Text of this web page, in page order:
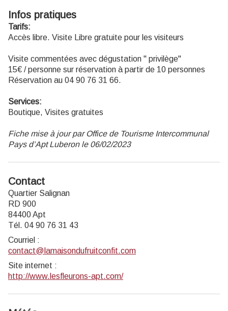
Infos pratiques
Tarifs:
Accès libre. Visite Libre gratuite pour les visiteurs
Visite commentées avec dégustation " privilège"
15€ / personne sur réservation à partir de 10 personnes
Réservation au 04 90 76 31 66.
Services:
Boutique, Visites gratuites
Fiche mise à jour par Office de Tourisme Intercommunal
Pays d’Apt Luberon le 06/02/2023
Contact
Quartier Salignan
RD 900
84400 Apt
Tél. 04 90 76 31 43
Courriel :
contact@lamaisondufruitconfit.com
Site internet :
http://www.lesfleurons-apt.com/